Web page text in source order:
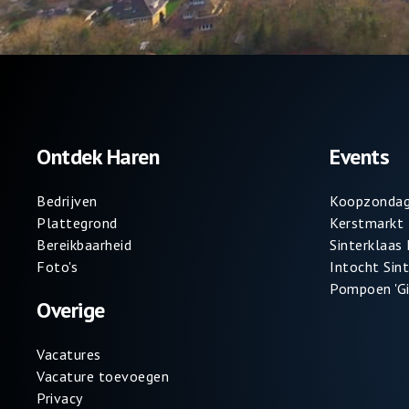
Ontdek Haren
Bedrijven
Plattegrond
Bereikbaarheid
Foto's
Overige
Vacatures
Vacature toevoegen
Privacy
Events
Kerstmarkt
Sinterklaas
Intocht
Pompoen